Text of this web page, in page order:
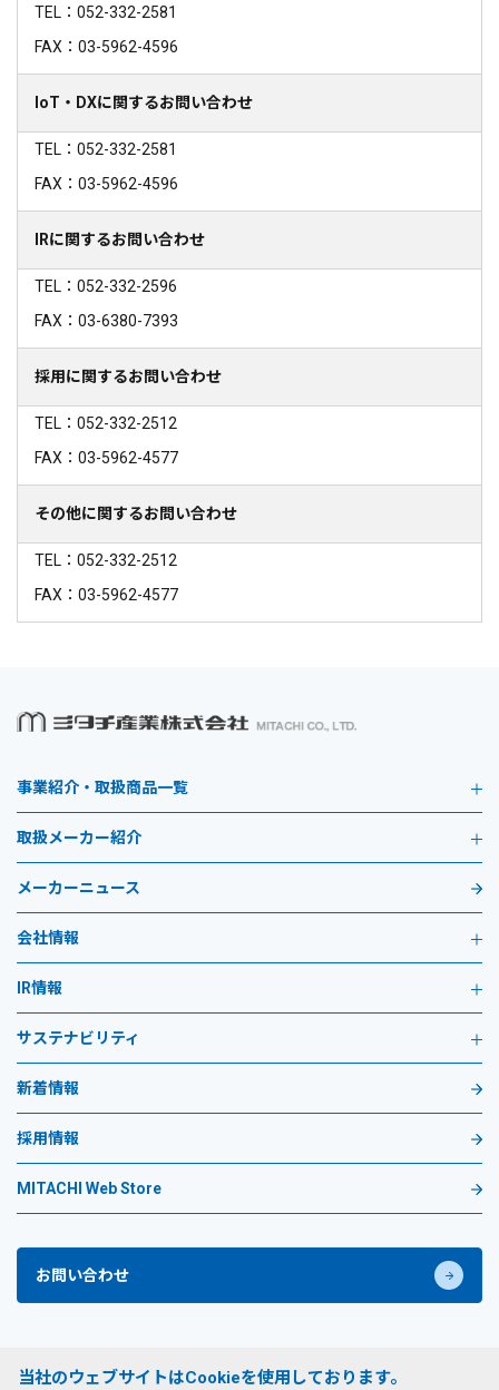
TEL：052-332-2581
FAX：03-5962-4596
IoT・DXに関するお問い合わせ
TEL：052-332-2581
FAX：03-5962-4596
IRに関するお問い合わせ
TEL：052-332-2596
FAX：03-6380-7393
採用に関するお問い合わせ
TEL：052-332-2512
FAX：03-5962-4577
その他に関するお問い合わせ
TEL：052-332-2512
FAX：03-5962-4577
事業紹介・取扱商品一覧
取扱メーカー紹介
メーカーニュース
会社情報
IR情報
サステナビリティ
新着情報
採用情報
MITACHI Web Store
お問い合わせ
当社のウェブサイトはCookieを使用しております。